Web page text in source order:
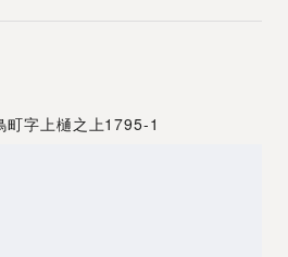
町字上樋之上1795-1